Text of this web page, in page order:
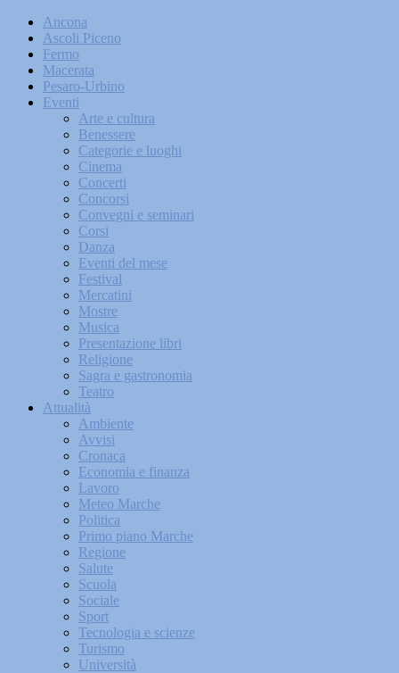
Ancona
Ascoli Piceno
Fermo
Macerata
Pesaro-Urbino
Eventi
Arte e cultura
Benessere
Categorie e luoghi
Cinema
Concerti
Concorsi
Convegni e seminari
Corsi
Danza
Eventi del mese
Festival
Mercatini
Mostre
Musica
Presentazione libri
Religione
Sagra e gastronomia
Teatro
Attualità
Ambiente
Avvisi
Cronaca
Economia e finanza
Lavoro
Meteo Marche
Politica
Primo piano Marche
Regione
Salute
Scuola
Sociale
Sport
Tecnologia e scienze
Turismo
Università